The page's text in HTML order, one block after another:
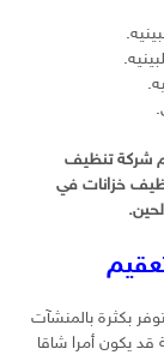
شركة تنظيف
خزانات في
بكثرة بالمنشآت
قد يكون أمرا شاقا